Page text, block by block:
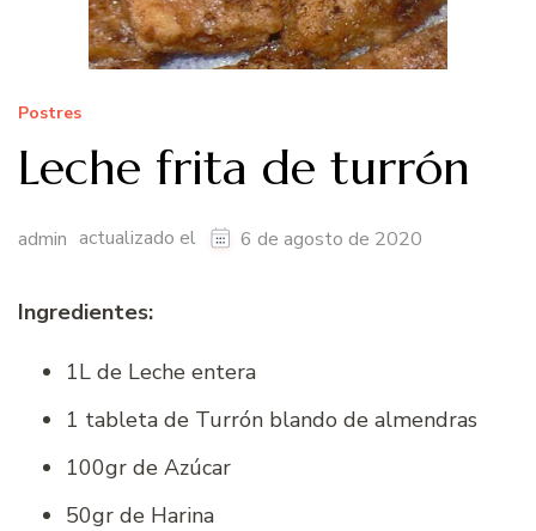
Postres
Leche frita de turrón
admin actualizado el 6 de agosto de 2020
Ingredientes:
1L de Leche entera
1 tableta de Turrón blando de almendras
100gr de Azúcar
50gr de Harina